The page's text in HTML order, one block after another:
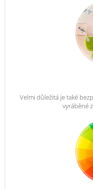
Velmi důležitá je také
vyráběné